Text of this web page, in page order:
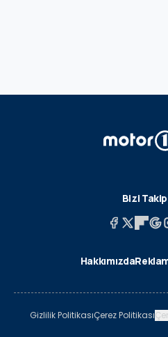
Bizi
Hakkımızda
Gizlilik PolitikasıÇerez Politikası